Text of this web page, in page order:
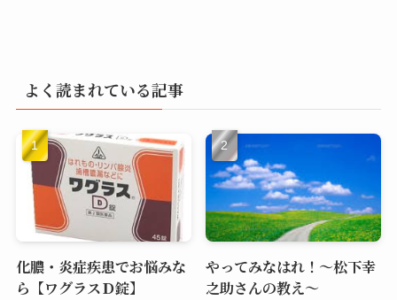
よく読まれている記事
化膿・炎症疾患でお悩みな
ら【ワグラスＤ錠】
やってみなはれ！～松下幸
之助さんの教え～